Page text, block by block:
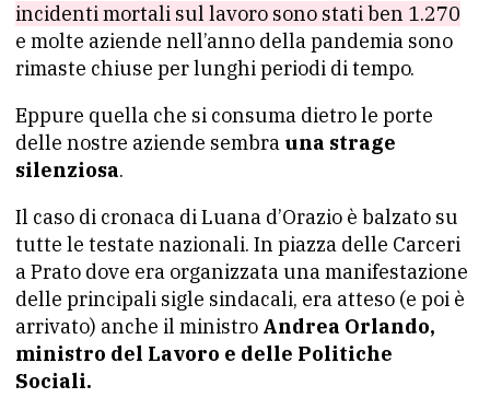
incidenti mortali sul lavoro sono stati ben 1.270
e molte aziende nell’anno della pandemia sono
rimaste chiuse per lunghi periodi di tempo.
Eppure quella che si consuma dietro le porte
delle nostre aziende sembra una strage
silenziosa.
Il caso di cronaca di Luana d’Orazio è balzato su
tutte le testate nazionali. In piazza delle Carceri
a Prato dove era organizzata una manifestazione
delle principali sigle sindacali, era atteso (e poi è
arrivato) anche il ministro Andrea Orlando,
ministro del Lavoro e delle Politiche
Sociali.